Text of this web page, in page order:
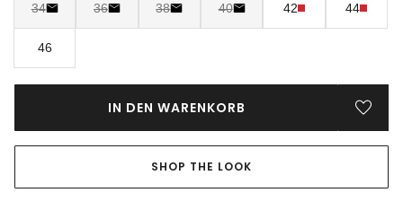
34 36 38 40 42 44
46
IN DEN WARENKORB
SHOP THE LOOK